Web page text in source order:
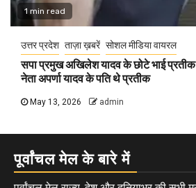
1 min read
उत्तर प्रदेश ताज़ा ख़बरें सोशल मीडिया वायरल
सपा प्रमुख अखिलेश यादव के छोटे भाई प्रतीक
नेता अपर्णा यादव के पति थे प्रतीक
May 13, 2026 admin
पूर्वांचल मेल के बारे में